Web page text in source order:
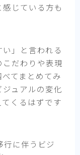
じている方も
」と言われる
だわりや表現
てまとめてみ
ュアルの変化
くるはずです
行に伴うビジ